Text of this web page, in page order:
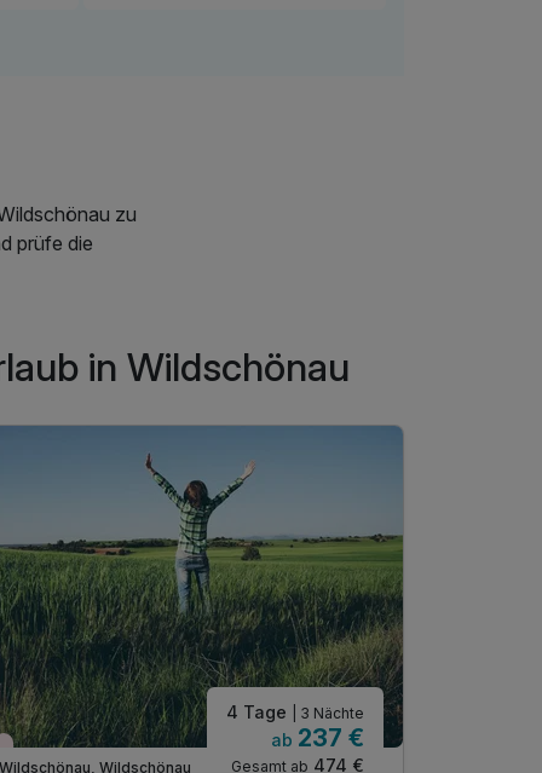
zu
prüfe die
in Wildschönau
Nur noch Restplätze
Wildschönau, Wildschönau
4 Tage | 3 Nächte
ab 237 €
Gesamt ab 474 €